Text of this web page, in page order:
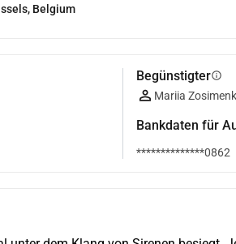
Belgium
Begünstigterinfo
Mariia
Bankdaten für
**************0862